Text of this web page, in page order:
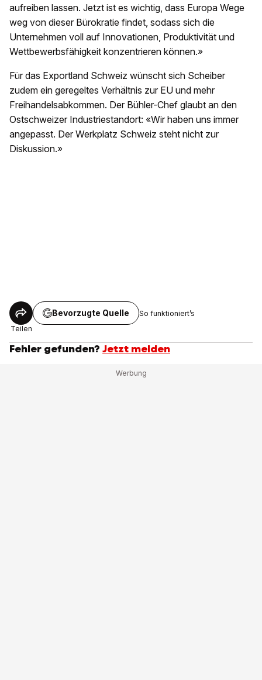
aufreiben lassen. Jetzt ist es wichtig, dass Europa Wege
weg von dieser Bürokratie findet, sodass sich die
Unternehmen voll auf Innovationen, Produktivität und
Wettbewerbsfähigkeit konzentrieren können.»
Für das Exportland Schweiz wünscht sich Scheiber
zudem ein geregeltes Verhältnis zur EU und mehr
Freihandelsabkommen. Der Bühler-Chef glaubt an den
Ostschweizer Industriestandort: «Wir haben uns immer
angepasst. Der Werkplatz Schweiz steht nicht zur
Diskussion.»
Teilen
Bevorzugte Quelle So funktioniert’s
Fehler gefunden? Jetzt melden